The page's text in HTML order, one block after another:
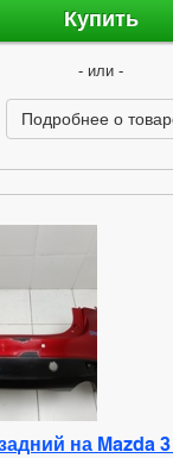
Купить
- или -
Подробнее о
на Mazda 3